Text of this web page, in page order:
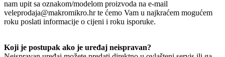
nam upit sa oznakom/modelom proizvoda na e-mail
veleprodaja@makromikro.hr te ćemo Vam u najkraćem mogućem
roku poslati informacije o cijeni i roku isporuke.
Koji je postupak ako je uređaj neispravan?